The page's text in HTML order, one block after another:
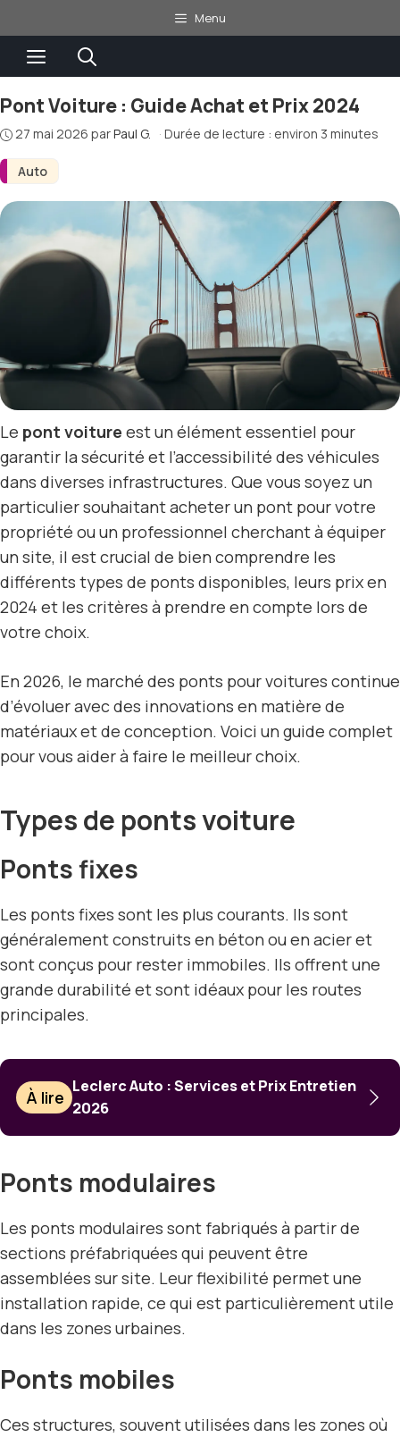
au
contenu
Menu
Menu
Auto
Pont Voiture : Guide Achat et Prix 2024
27 mai 2026 parPaul G. · Durée de lecture : environ 3 minutes
Le pont voiture est un élément essentiel pour
garantir la sécurité et l’accessibilité des véhicules
dans diverses infrastructures. Que vous soyez un
particulier souhaitant acheter un pont pour votre
propriété ou un professionnel cherchant à équiper
un site, il est crucial de bien comprendre les
différents types de ponts disponibles, leurs prix en
2024 et les critères à prendre en compte lors de
votre choix.
En 2026, le marché des ponts pour voitures continue
d’évoluer avec des innovations en matière de
matériaux et de conception. Voici un guide complet
pour vous aider à faire le meilleur choix.
Types de ponts voiture
Ponts fixes
Les ponts fixes sont les plus courants. Ils sont
généralement construits en béton ou en acier et
sont conçus pour rester immobiles. Ils offrent une
grande durabilité et sont idéaux pour les routes
principales.
À lire
Leclerc Auto : Services et Prix Entretien
2026
Ponts modulaires
Les ponts modulaires sont fabriqués à partir de
sections préfabriquées qui peuvent être
assemblées sur site. Leur flexibilité permet une
installation rapide, ce qui est particulièrement utile
dans les zones urbaines.
Ponts mobiles
Ces structures, souvent utilisées dans les zones où